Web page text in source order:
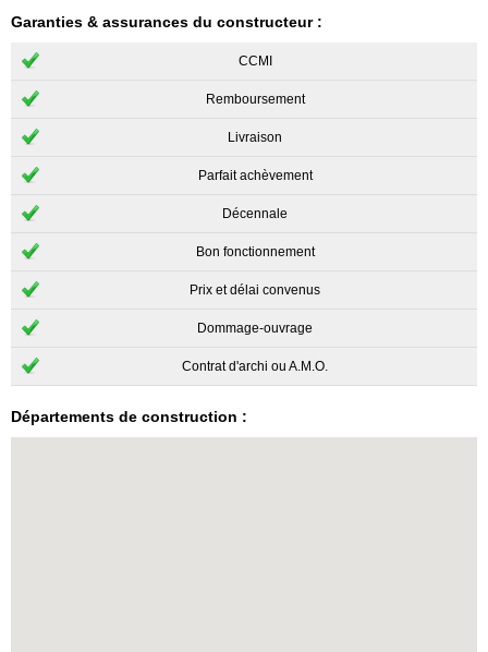
Garanties & assurances du constructeur :
CCMI
Remboursement
Livraison
Parfait achèvement
Décennale
Bon fonctionnement
Prix et délai convenus
Dommage-ouvrage
Contrat d'archi ou A.M.O.
Départements de construction :